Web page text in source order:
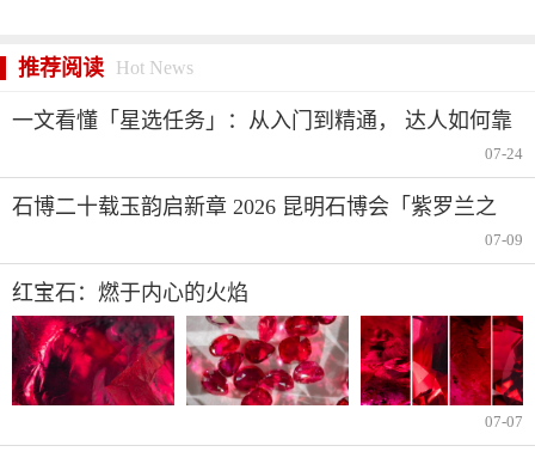
推荐阅读 Hot News
一文看懂「星选任务」：从入门到精通， 达人如何靠
07-24
石博二十载玉韵启新章 2026 昆明石博会「紫罗兰之
07-09
红宝石：燃于内心的火焰
07-07